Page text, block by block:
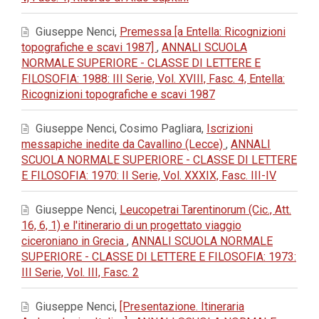
Giuseppe Nenci, Premessa [a Entella: Ricognizioni
topografiche e scavi 1987] , ANNALI SCUOLA
NORMALE SUPERIORE - CLASSE DI LETTERE E
FILOSOFIA: 1988: III Serie, Vol. XVIII, Fasc. 4, Entella:
Ricognizioni topografiche e scavi 1987
Giuseppe Nenci, Cosimo Pagliara, Iscrizioni
messapiche inedite da Cavallino (Lecce) , ANNALI
SCUOLA NORMALE SUPERIORE - CLASSE DI LETTERE
E FILOSOFIA: 1970: II Serie, Vol. XXXIX, Fasc. III-IV
Giuseppe Nenci, Leucopetrai Tarentinorum (Cic., Att.
16, 6, 1) e l'itinerario di un progettato viaggio
ciceroniano in Grecia , ANNALI SCUOLA NORMALE
SUPERIORE - CLASSE DI LETTERE E FILOSOFIA: 1973:
III Serie, Vol. III, Fasc. 2
Giuseppe Nenci, [Presentazione. Itineraria